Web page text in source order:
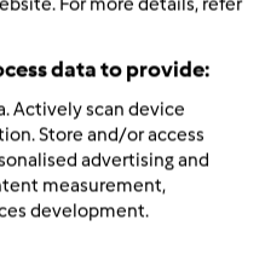
bedzie można się czegoś
data to provide:
Actively scan device
Store and/or access
advertising and
measurement,
development.